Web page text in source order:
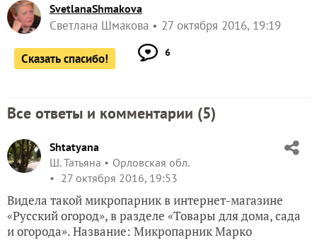
SvetlanaShmakova
Светлана Шмакова 27 октября 2016, 19:19
Сказать спасибо! 6
Все ответы и комментарии (5)
Shtatyana
Ш. Татьяна
Орловская обл.
27 октября 2016, 19:53
Видела такой микропарник в интернет-магазине
«Русский огород», в разделе «Товары для дома, сада
и огорода». Название: Микропарник Марко